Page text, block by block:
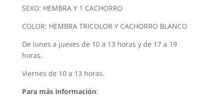
SEXO: HEMBRA Y 1 CACHORRO
COLOR: HEMBRA TRICOLOR Y CACHORRO BLANCO
De lunes a jueves de 10 a 13 horas y de 17 a 19
horas.
Viernes de 10 a 13 horas.
Para más información: